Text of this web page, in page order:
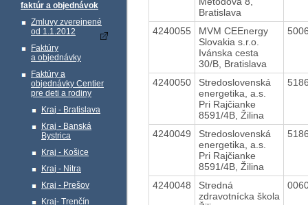
faktúr a objednávok
Zmluvy zverejnené
od 1.1.2012
Faktúry
a objednávky
Faktúry a
objednávky Centier
pre deti a rodiny
Kraj - Bratislava
Kraj - Banská
Bystrica
Kraj - Košice
Kraj - Nitra
Kraj - Prešov
Kraj- Trenčín
Bratislava
4240055
MVM CEEnergy
Slovakia s.r.o.
Ivánska cesta
30/B, Bratislava
4240050
Stredoslovenská
energetika, a.s.
Pri Rajčianke
8591/4B, Žilina
4240049
Stredoslovenská
energetika, a.s.
Pri Rajčianke
8591/4B, Žilina
4240048
Stredná
zdravotnícka škola